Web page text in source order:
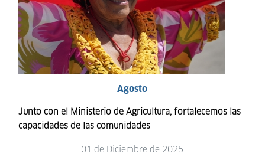
Agosto
Junto con el Ministerio de Agricultura, fortalecemos las
capacidades de las comunidades
01 de Diciembre de 2025